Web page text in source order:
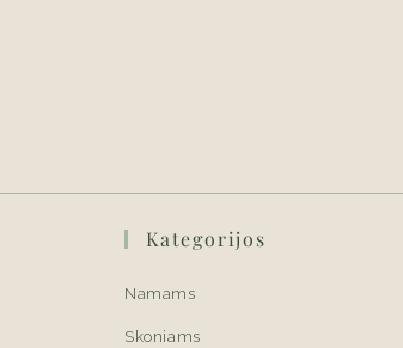
Kategorijos
Namams
Skoniams